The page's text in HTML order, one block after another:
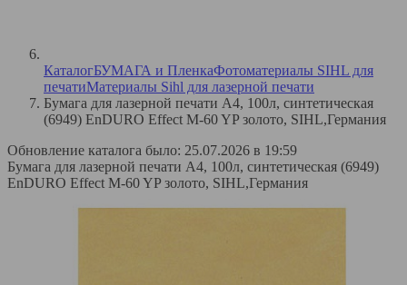
КаталогБУМАГА и ПленкаФотоматериалы SIHL для
печатиМатериалы Sihl для лазерной печати
Бумага для лазерной печати A4, 100л, синтетическая
(6949) EnDURO Effect M-60 YP золото, SIHL,Германия
Обновление каталога было: 25.07.2026 в 19:59
Бумага для лазерной печати A4, 100л, синтетическая (6949)
EnDURO Effect M-60 YP золото, SIHL,Германия